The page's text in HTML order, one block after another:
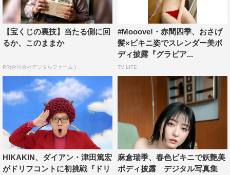
【宝くじの裏技】当たる側に回
るか、このままか
PR(合同会社デジタルファーム )
#Mooove!・赤間四季、おさげ
髪×ビキニ姿でスレンダー美ボ
ディ披露『グラビア...
TV LIFE
HIKAKIN、ダイアン・津田篤宏
がドリフコントに初挑戦『ドリ
麻倉瑞季、春色ビキニで妖艶美
ボディ披露 デジタル写真集